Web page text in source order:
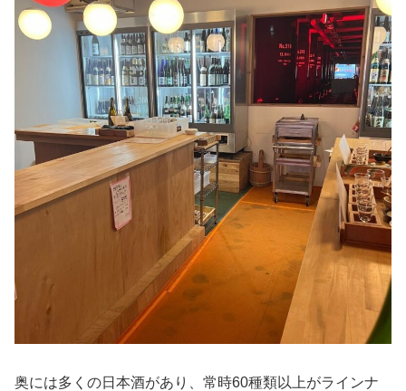
奥には多くの日本酒があり、常時60種類以上がラインナ